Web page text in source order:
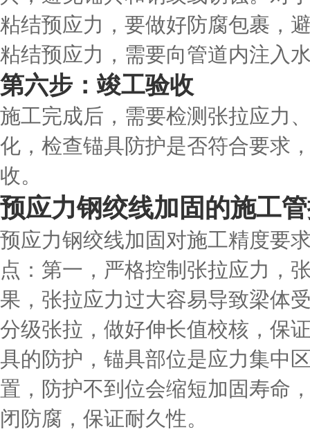
粘结预应力，要做好防腐包裹，
粘结预应力，需要向管道内注入
第六步：竣工验收
施工完成后，需要检测张拉应力
化，检查锚具防护是否符合要求
收。
预应力钢绞线加固的施工
预应力钢绞线加固对施工精度要
点：第一，严格控制张拉应力，
果，张拉应力过大容易导致梁体
分级张拉，做好伸长值校核，保
具的防护，锚具部位是应力集中
置，防护不到位会缩短加固寿命
闭防腐，保证耐久性。